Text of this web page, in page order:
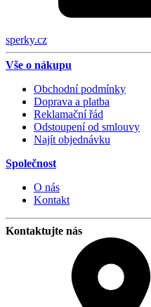
sperky.cz
Vše o nákupu
Obchodní podmínky
Doprava a platba
Reklamační řád
Odstoupení od smlouvy
Najít objednávku
Společnost
O nás
Kontakt
Kontaktujte nás